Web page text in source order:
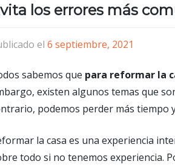
los errores más
el 6 septiembre, 2021
sabemos que para reformar la
existen algunos temas que
podemos perder más tiempo
la casa es una experiencia
todo si no tenemos experiencia.